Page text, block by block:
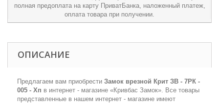
полная предоплата на карту ПриватБанка, наложенный платеж,
оплата товара при получении.
ОПИСАНИЕ
Предлагаем вам приобрести Замок врезной Крит ЗВ - 7РК -
005 - Хп в интернет - магазине «Кривбас Замок». Все товары
представленные в нашем интернет - магазине имеют